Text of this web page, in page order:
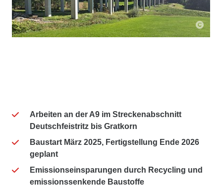
Arbeiten an der A9 im Streckenabschnitt
Deutschfeistritz bis Gratkorn
Baustart März 2025, Fertigstellung Ende 2026
geplant
Emissionseinsparungen durch Recycling und
emissionssenkende Baustoffe